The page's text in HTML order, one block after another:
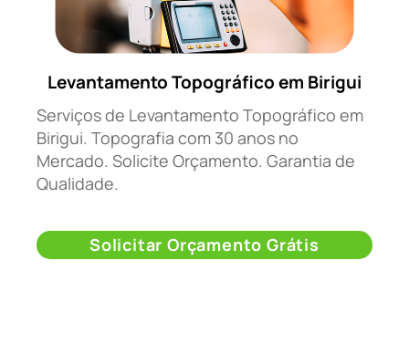
Levantamento Topográfico em Birigui
Serviços de Levantamento Topográfico em
Birigui. Topografia com 30 anos no
Mercado. Solicite Orçamento. Garantia de
Qualidade.
Solicitar Orçamento Grátis